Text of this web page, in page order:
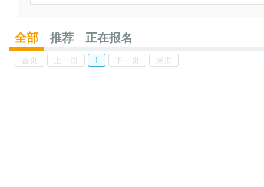
全部 推荐 正在报名
首页 上一页 1 下一页 尾页